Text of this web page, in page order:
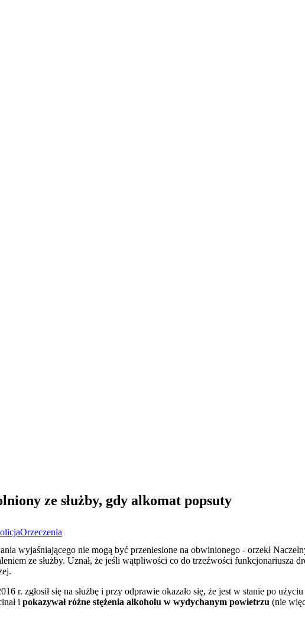
ze służby, gdy alkomat popsuty
Orzeczenia
wyjaśniającego nie mogą być przeniesione na obwinionego - orzekł
ze służby. Uznał, że jeśli wątpliwości co do trzeźwości funkcjonariusza
r. zgłosił się na służbę i przy odprawie okazało się, że jest w stanie po
i pokazywał różne stężenia alkoholu w wydychanym powietrzu (nie